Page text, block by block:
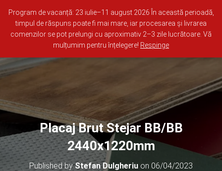
Program de vacanță: 23 iulie–11 august 2026 În această perioadă,
timpul de răspuns poate fi mai mare, iar procesarea și livrarea
comenzilor se pot prelungi cu aproximativ 2–3 zile lucrătoare. Vă
mulțumim pentru înțelegere! Respinge
0722 681 973 Whatsapp office@lemn-online.ro
Placaj Brut Stejar BB/BB
2440x1220mm
Published byStefan Dulgheriu on 06/04/2023